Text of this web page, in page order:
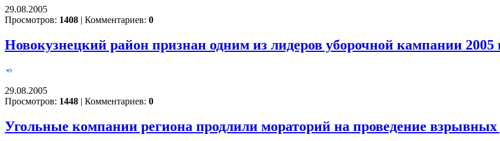
29.08.2005
Просмотров: 1408 | Комментариев: 0
Новокузнецкий район признан одним из лидеров уборочной кампании 2005
29.08.2005
Просмотров: 1448 | Комментариев: 0
Угольные компании региона продлили мораторий на проведение взрывных